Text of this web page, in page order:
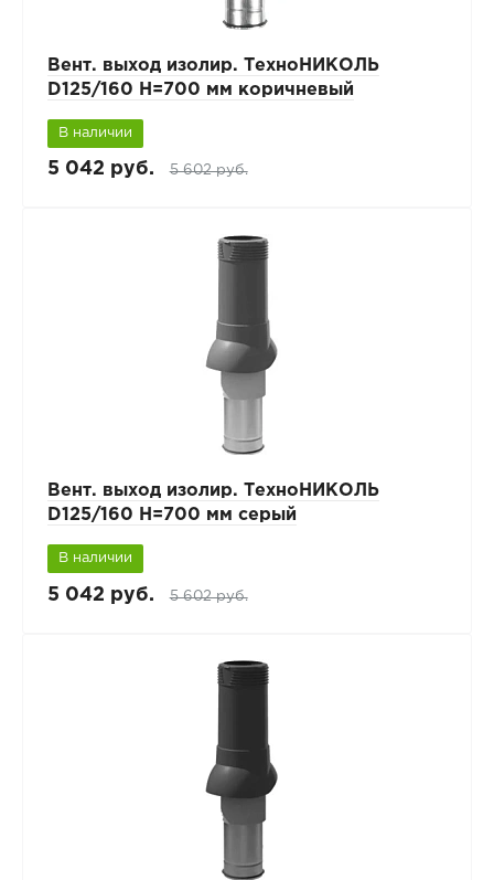
Вент. выход изолир. ТехноНИКОЛЬ
D125/160 H=700 мм коричневый
В наличии
5 042 руб. 5 602 руб.
Вент. выход изолир. ТехноНИКОЛЬ
D125/160 H=700 мм серый
В наличии
5 042 руб. 5 602 руб.